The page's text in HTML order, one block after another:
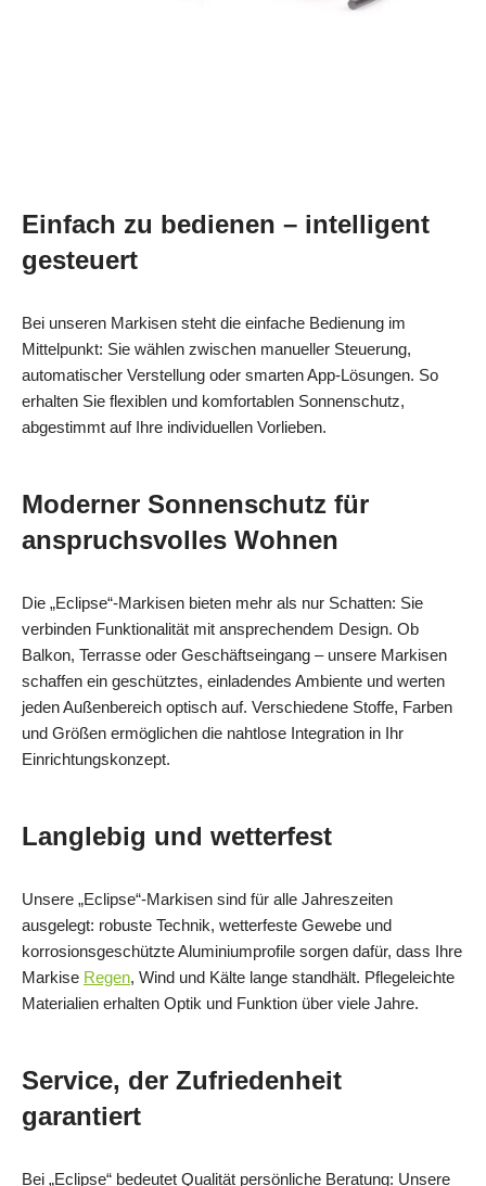
Einfach zu bedienen – intelligent
gesteuert
Bei unseren Markisen steht die einfache Bedienung im
Mittelpunkt: Sie wählen zwischen manueller Steuerung,
automatischer Verstellung oder smarten App-Lösungen. So
erhalten Sie flexiblen und komfortablen Sonnenschutz,
abgestimmt auf Ihre individuellen Vorlieben.
Moderner Sonnenschutz für
anspruchsvolles Wohnen
Die „Eclipse“-Markisen bieten mehr als nur Schatten: Sie
verbinden Funktionalität mit ansprechendem Design. Ob
Balkon, Terrasse oder Geschäftseingang – unsere Markisen
schaffen ein geschütztes, einladendes Ambiente und werten
jeden Außenbereich optisch auf. Verschiedene Stoffe, Farben
und Größen ermöglichen die nahtlose Integration in Ihr
Einrichtungskonzept.
Langlebig und wetterfest
Unsere „Eclipse“-Markisen sind für alle Jahreszeiten
ausgelegt: robuste Technik, wetterfeste Gewebe und
korrosionsgeschützte Aluminiumprofile sorgen dafür, dass Ihre
Markise Regen, Wind und Kälte lange standhält. Pflegeleichte
Materialien erhalten Optik und Funktion über viele Jahre.
Service, der Zufriedenheit
garantiert
Bei „Eclipse“ bedeutet Qualität persönliche Beratung: Unsere